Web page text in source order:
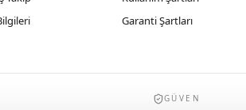
Garanti Şartları
GÜVEN